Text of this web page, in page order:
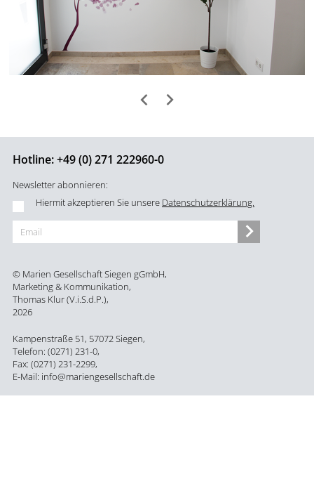
Hotline:+49 (0) 271 222960-0
Newsletter abonnieren:
Hiermit akzeptieren Sie unsere Datenschutzerklärung.
© Marien Gesellschaft Siegen gGmbH,
Marketing & Kommunikation,
Thomas Klur (V.i.S.d.P.),
2026
Kampenstraße 51, 57072 Siegen,
Telefon: (0271) 231-0,
Fax: (0271) 231-2299,
E-Mail: info@mariengesellschaft.de